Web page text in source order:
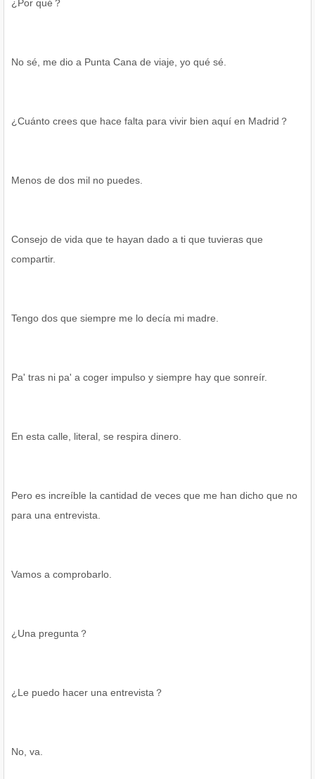
¿Por qué？
No sé, me dio a Punta Cana de viaje, yo qué sé.
¿Cuánto crees que hace falta para vivir bien aquí en Madrid？
Menos de dos mil no puedes.
Consejo de vida que te hayan dado a ti que tuvieras que
compartir.
Tengo dos que siempre me lo decía mi madre.
Pa' tras ni pa' a coger impulso y siempre hay que sonreír.
En esta calle, literal, se respira dinero.
Pero es increíble la cantidad de veces que me han dicho que no
para una entrevista.
Vamos a comprobarlo.
¿Una pregunta？
¿Le puedo hacer una entrevista？
No, va.